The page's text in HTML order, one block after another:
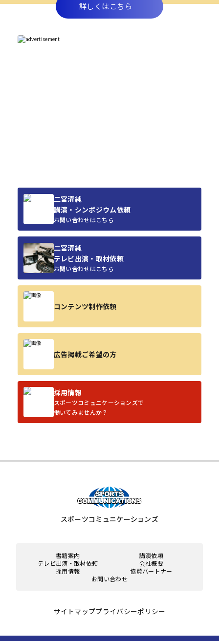
詳しくはこちら
二宮清純
講演・シンポジウム依頼
お問い合わせはこちら
二宮清純
テレビ出演・取材依頼
お問い合わせはこちら
コンテンツ制作依頼
広告掲載ご希望の方
採用情報
スポーツコミュニケーションズで
働いてみませんか？
スポーツコミュニケーションズ
書籍案内
講演依頼
テレビ出演・取材依頼
会社概要
採用情報
協賛パートナー
お問い合わせ
サイトマッププライバシーポリシー